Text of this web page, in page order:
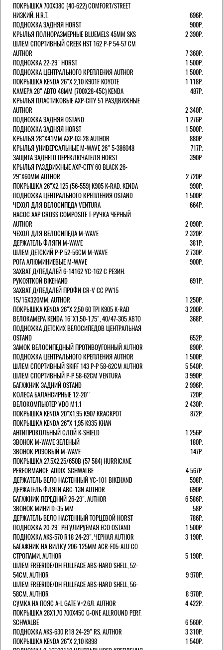
ПОКРЫШКА 700X38С (40-622) COMFORT/STREET
НИЗКИЙ. H.R.T.
696Р.
ПОДНОЖКА ЗАДНЯЯ HORST
900Р.
КРЫЛЬЯ ПОЛНОРАЗМЕРНЫЕ BLUEMELS 45MM SKS
2 390Р.
ШЛЕМ СПОРТИВНЫЙ CREEK HST 162 Р-Р 54-57 СМ
AUTHOR
7 360Р.
ПОДНОЖКА 22-29" HORST
1 500Р.
ПОДНОЖКА ЦЕНТРАЛЬНОГО КРЕПЛЕНИЯ AUTHOR
1 500Р.
ПОКРЫШКА KENDA 26"Х 2,10 K901F KOYOTE
1 118Р.
КАМЕРА 28" АВТО 48ММ (700Х28-45С) KENDA
487Р.
КРЫЛЬЯ ПЛАСТИКОВЫЕ AXP-CITY 51 РАЗДВИЖНЫЕ
AUTHOR
2 340Р.
ПОДНОЖКА ЗАДНЯЯ OSTAND
1 276Р.
ПОДНОЖКА ЗАДНЯЯ HORST
1 500Р.
КРЫЛЬЯ 28"Х41ММ AXP-03-28 AUTHOR
880Р.
КРЫЛЬЯ УНИВЕРСАЛЬНЫЕ M-WAVE 26" 5-386048
717Р.
ЗАЩИТА ЗАДНЕГО ПЕРЕКЛЮЧАТЕЛЯ HORST
390Р.
КРЫЛЬЯ РАЗДВИЖНЫЕ AXP-CITY 60 BLACK 26-
29"Х60ММ AUTHOR
2 720Р.
ПОКРЫШКА 26"Х2.125 (56-559) K905 K-RAD. KENDA
990Р.
ПОДНОЖКА ЦЕНТРАЛЬНОГО КРЕПЛЕНИЯ OSTAND
1 500Р.
ЧЕХОЛ ДЛЯ ВЕЛОСИПЕДА VENTURA
664Р.
НАСОС AAP CROSS COMPOSITE Т-РУЧКА ЧЕРНЫЙ
AUTHOR
2 090Р.
ЧЕХОЛ ДЛЯ ВЕЛОСИПЕДА M-WAVE
2 320Р.
ДЕРЖАТЕЛЬ ФЛЯГИ M-WAVE
381Р.
ШЛЕМ ДЕТСКИЙ Р-Р 52-56СМ M-WAVE
2 730Р.
РОГА АЛЮМИНИЕВЫЕ M-WAVE
900Р.
ЗАХВАТ Д/ПЕДАЛЕЙ 6-14162 YC-162 С РЕЗИН.
РУКОЯТКОЙ BIKEHAND
691Р.
ЗАХВАТ Д/ПЕДАЛЕЙ ПРОФИ CR-V CC PW15
15/15X320ММ. AUTHOR
1 250Р.
ПОКРЫШКА KENDA 26"Х 2,50 60 TPI K905 K-RAD
3 200Р.
ВЕЛОКАМЕРА KENDA 16"Х1.50-1.75", 40/47-305 АВТО
368Р.
ПОДНОЖКА ДЕТСКИХ ВЕЛОСИПЕДОВ ЦЕНТРАЛЬНАЯ
OSTAND
652Р.
ЗАМОК ВЕЛОСИПЕДНЫЙ ПРОТИВОУГОННЫЙ AUTHOR
890Р.
ПОДНОЖКА ЦЕНТРАЛЬНОГО КРЕПЛЕНИЯ AUTHOR
1 500Р.
ШЛЕМ СПОРТИВНЫЙ SKIFF 143 Р-Р 58-62СМ AUTHOR
5 540Р.
ШЛЕМ СПОРТИВНЫЙ Р-Р 58-62СМ VENTURA
3 990Р.
БАГАЖНИК ЗАДНИЙ OSTAND
2 996Р.
КОЛЕСА БАЛАНСИРНЫЕ 12-20''
720Р.
ВЕЛОКОМПЬЮТЕР VDO M1.1
2 430Р.
ПОКРЫШКА KENDA 20"Х1,95 K907 KRACKPOT
872Р.
ПОКРЫШКА KENDA 26"Х 1,95 K935 KHAN
АНТИПРОКОЛЬНЫЙ СЛОЙ K-SHIELD
1 256Р.
ЗВОНОК M-WAVE ЗЕЛЕНЫЙ
180Р.
ЗВОНОК РОЗОВЫЙ M-WAVE
147Р.
ПОКРЫШКА 27.5X2.25/650B (57 584) HURRICANE
PERFORMANCE. ADDIX. SCHWALBE
4 567Р.
ДЕРЖАТЕЛЬ ВЕЛО НАСТЕННЫЙ YC-101 BIKEHAND
598Р.
ДЕРЖАТЕЛЬ ФЛЯГИ ABC-13N AUTHOR
690Р.
БАГАЖНИК ПЕРЕДНИЙ 26-29". AUTHOR
6 586Р.
ЗВОНОК МИНИ D=35 ММ
58Р.
ДЕРЖАТЕЛЬ ВЕЛО НАСТЕННЫЙ ТОРЦЕВОЙ HORST
786Р.
ПОДНОЖКА 20-29" РЕГУЛИРУЕМАЯ ECO OSTAND
1 500Р.
ПОДНОЖКА AKS-570 R18 24-29". ЧЕРНАЯ AUTHOR
3 190Р.
БАГАЖНИК НА ВИЛКУ 206-125ММ ACR-F05-ALU СО
СТРОПАМИ. AUTHOR
5 190Р.
ШЛЕМ FREERIDE/DH FULLFACE ABS-HARD SHELL, 52-
54СМ. AUTHOR
9 970Р.
ШЛЕМ FREERIDE/DH FULLFACE ABS-HARD SHELL, 56-
58СМ. AUTHOR
8 970Р.
СУМКА НА ПОЯС A-L GATE V=2.6Л. AUTHOR
4 422Р.
ПОКРЫШКА 28X1.70 700X45C G-ONE ALLROUND PERF.
SCHWALBE
6 560Р.
ПОДНОЖКА AKS-630 R18 24-29" RS. AUTHOR
3 310Р.
ПОКРЫШКА KENDA 26"Х 2,10 K898
1 540Р.